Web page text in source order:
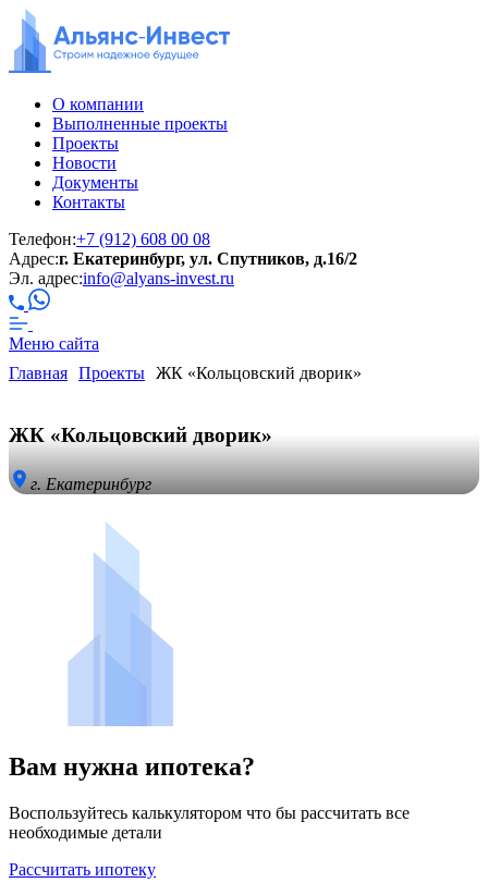
О компании
Выполненные проекты
Проекты
Новости
Документы
Контакты
Телефон:+7 (912) 608 00 08
Адрес:г. Екатеринбург, ул. Спутников, д.16/2
Эл. адрес:info@alyans-invest.ru
Меню сайта
Главная Проекты ЖК «Кольцовский дворик»
ЖК «Кольцовский дворик»
г. Екатеринбург
Вам нужна ипотека?
Воспользуйтесь калькулятором что бы рассчитать все
необходимые детали
Рассчитать ипотеку